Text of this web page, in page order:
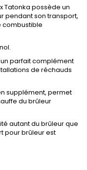
Tatonka possède un
pendant son transport,
combustible
parfait complément
de réchauds
supplément, permet
du brûleur
autant du brûleur que
pour brûleur est